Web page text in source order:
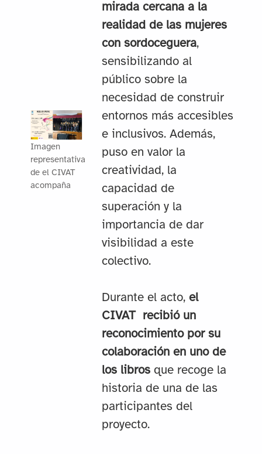
Imagen
representativa
de el CIVAT
acompaña
mirada cercana a la
realidad de las mujeres
con sordoceguera,
sensibilizando al
público sobre la
necesidad de construir
entornos más accesibles
e inclusivos. Además,
puso en valor la
creatividad, la
capacidad de
superación y la
importancia de dar
visibilidad a este
colectivo.
Durante el acto, el
CIVAT recibió un
reconocimiento por su
colaboración en uno de
los librosque recoge la
historia de una de las
participantes del
proyecto.